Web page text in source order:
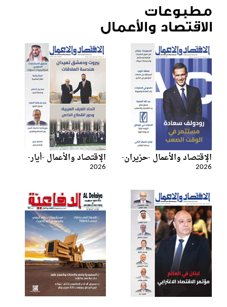
مطبوعات
الاقتصاد والأعمال
الإقتصاد والأعمال -حزيران-
2026
الإقتصاد والأعمال -أيار-
2026